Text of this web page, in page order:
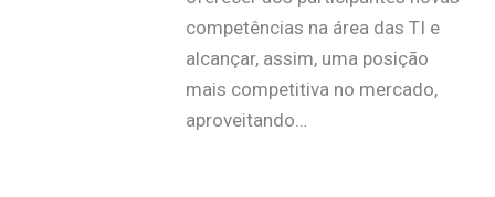
competências na área das TI e
alcançar, assim, uma posição
mais competitiva no mercado,
aproveitando…